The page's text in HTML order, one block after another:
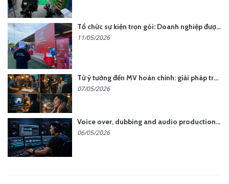
Tổ chức sự kiện trọn gói: Doanh nghiệp được gì khi chọn đơn vị chuyên nghiệp?
11/05/2026
Từ ý tưởng đến MV hoàn chỉnh: giải pháp trọn gói tại YCN Media
07/05/2026
Voice over, dubbing and audio production services in Vietnam for global content
06/05/2026